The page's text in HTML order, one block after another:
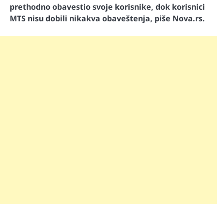
prethodno obavestio svoje korisnike, dok korisnici
MTS nisu dobili nikakva obaveštenja, piše Nova.rs.